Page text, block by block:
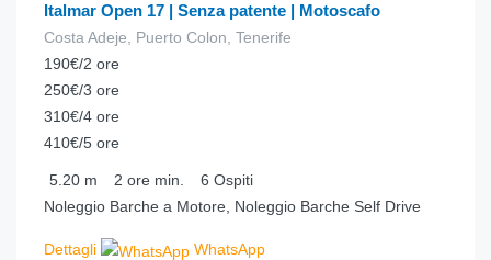
Italmar Open 17 | Senza patente | Motoscafo
Costa Adeje, Puerto Colon, Tenerife
190€/2 ore
250€/3 ore
310€/4 ore
410€/5 ore
5.20 m 2 ore min. 6 Ospiti
Noleggio Barche a Motore, Noleggio Barche Self Drive
Dettagli WhatsApp